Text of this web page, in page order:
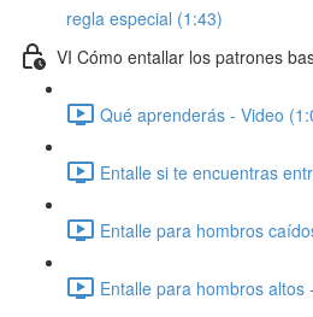
regla especial (1:43)
VI Cómo entallar los patrones
Qué aprenderás - Video
Entalle si te encuentras
Entalle para hombros
Entalle para hombros altos